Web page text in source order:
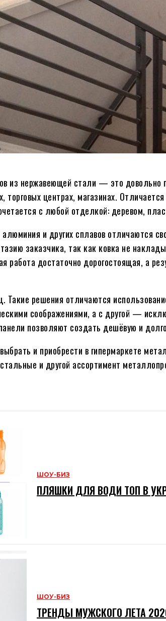
из нержавеющей стали — это довольно
торговых центрах, магазинах.
с любой отделкой: деревом,
и других сплавов отличаются
заказчика, так как ковка не
работа достаточно дорогостоящая, а
решения отличаются
соображениями, а с другой —
позволяют создать дешёвую и
и приобрести в гипермаркете
и другой ассортимент
ШОУ-БИЗ
ПЛЯШКИ ДЛЯ ВОДИ ТОП В
ШОУ-БИЗ
ТРЕНДЫ МУЖСКОГО ЛЕТА